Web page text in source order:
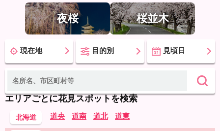
夜桜 桜並木
現在地 目的別 見頃日
エリアごとに花見スポットを検索
北海道 道央 道南 道北 道東